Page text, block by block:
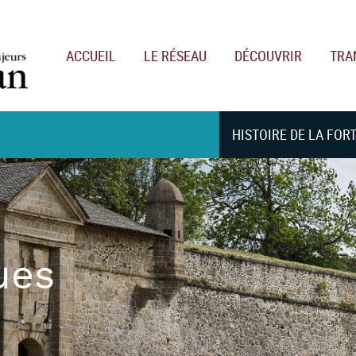
ACCUEIL LE RÉSEAU DÉCOUVRIR
HISTOIRE DE LA